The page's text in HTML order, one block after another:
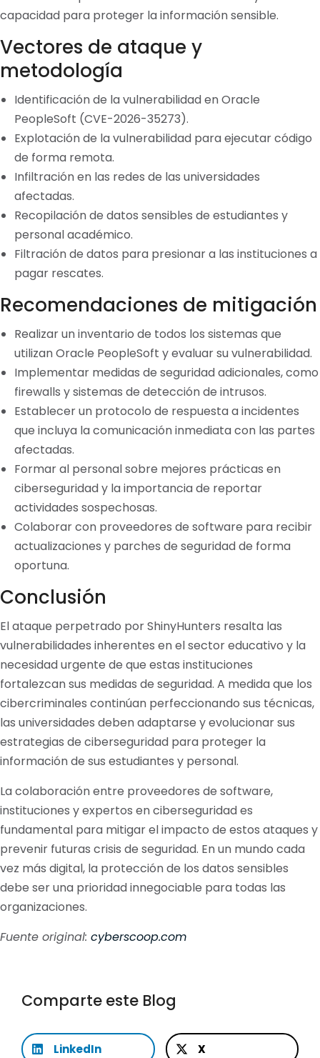
capacidad para proteger la información sensible.
Vectores de ataque y
metodología
Identificación de la vulnerabilidad en Oracle
PeopleSoft (CVE-2026-35273).
Explotación de la vulnerabilidad para ejecutar código
de forma remota.
Infiltración en las redes de las universidades
afectadas.
Recopilación de datos sensibles de estudiantes y
personal académico.
Filtración de datos para presionar a las instituciones a
pagar rescates.
Recomendaciones de mitigación
Realizar un inventario de todos los sistemas que
utilizan Oracle PeopleSoft y evaluar su vulnerabilidad.
Implementar medidas de seguridad adicionales, como
firewalls y sistemas de detección de intrusos.
Establecer un protocolo de respuesta a incidentes
que incluya la comunicación inmediata con las partes
afectadas.
Formar al personal sobre mejores prácticas en
ciberseguridad y la importancia de reportar
actividades sospechosas.
Colaborar con proveedores de software para recibir
actualizaciones y parches de seguridad de forma
oportuna.
Conclusión
El ataque perpetrado por ShinyHunters resalta las
vulnerabilidades inherentes en el sector educativo y la
necesidad urgente de que estas instituciones
fortalezcan sus medidas de seguridad. A medida que los
cibercriminales continúan perfeccionando sus técnicas,
las universidades deben adaptarse y evolucionar sus
estrategias de ciberseguridad para proteger la
información de sus estudiantes y personal.
La colaboración entre proveedores de software,
instituciones y expertos en ciberseguridad es
fundamental para mitigar el impacto de estos ataques y
prevenir futuras crisis de seguridad. En un mundo cada
vez más digital, la protección de los datos sensibles
debe ser una prioridad innegociable para todas las
organizaciones.
Fuente original: cyberscoop.com
Comparte este Blog
LinkedIn X